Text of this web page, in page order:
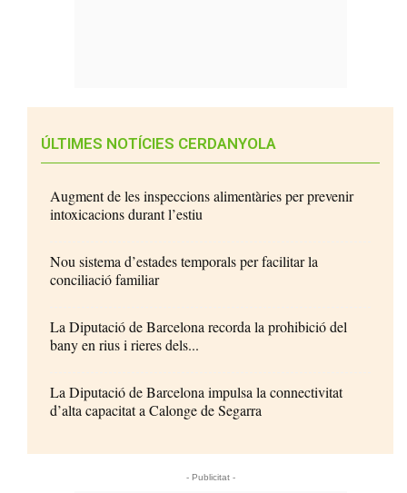
ÚLTIMES NOTÍCIES CERDANYOLA
Augment de les inspeccions alimentàries per prevenir
intoxicacions durant l’estiu
Nou sistema d’estades temporals per facilitar la
conciliació familiar
La Diputació de Barcelona recorda la prohibició del
bany en rius i rieres dels...
La Diputació de Barcelona impulsa la connectivitat
d’alta capacitat a Calonge de Segarra
- Publicitat -